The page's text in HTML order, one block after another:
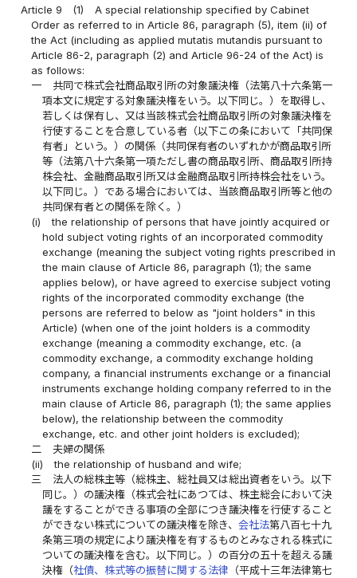
Article 9
(1)
A special relationship specified by Cabinet
Order as referred to in Article 86, paragraph (5), item (ii) of
the Act (including as applied mutatis mutandis pursuant to
Article 86-2, paragraph (2) and Article 96-24 of the Act) is
as follows:
一
共同で株式会社商品取引所の対象議決権（法第八十六条第一
項本文に規定する対象議決権をいう。以下同じ。）を取得し、
若しくは保有し、又は当該株式会社商品取引所の対象議決権を
行使することを合意している者（以下この条において「共同保
有者」という。）の関係（共同保有者のいずれかが商品取引所
等（法第八十六条第一項ただし書の商品取引所、商品取引所持
株会社、金融商品取引所又は金融商品取引所持株会社をいう。
以下同じ。）である場合においては、当該商品取引所等と他の
共同保有者との関係を除く。）
(i)
the relationship of persons that have jointly acquired or
hold subject voting rights of an incorporated commodity
exchange (meaning the subject voting rights prescribed in
the main clause of Article 86, paragraph (1); the same
applies below), or have agreed to exercise subject voting
rights of the incorporated commodity exchange (the
persons are referred to below as "joint holders" in this
Article) (when one of the joint holders is a commodity
exchange (meaning a commodity exchange, etc. (a
commodity exchange, a commodity exchange holding
company, a financial instruments exchange or a financial
instruments exchange holding company referred to in the
main clause of Article 86, paragraph (1); the same applies
below), the relationship between the commodity
exchange, etc. and other joint holders is excluded);
二
夫婦の関係
(ii)
the relationship of husband and wife;
三
法人の総株主等（総株主、総社員又は総出資者をいう。以下
同じ。）の議決権（株式会社にあつては、株主総会において決
議をすることができる事項の全部につき議決権を行使すること
ができない株式についての議決権を除き、 会社法第八百七十九
条第三項の規定により議決権を有するものとみなされる株式に
ついての議決権を含む。以下同じ。）の百分の五十を超える議
決権（社債、株式等の振替に関する法律 （平成十三年法律第七